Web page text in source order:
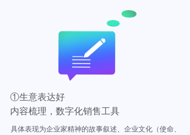
①生意表达好
内容梳理，数字化销售工具
具体表现为企业家精神的故事叙述、企业文化（使命、